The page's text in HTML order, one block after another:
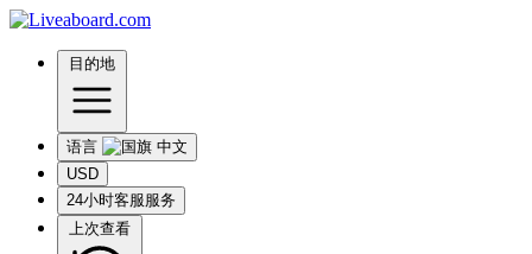
目的地
语言
USD
24小时客服服务
上次查看